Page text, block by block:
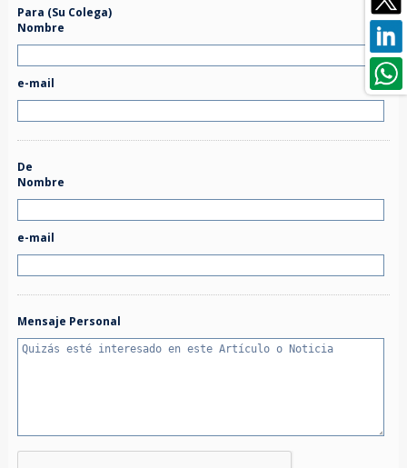
Para (Su Colega)
Nombre
e-mail
De
Nombre
e-mail
Mensaje Personal